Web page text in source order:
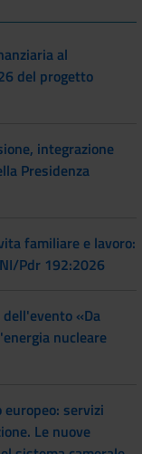
al
del progetto
integrazione
Presidenza
familiare e lavoro:
Pdr 192:2026
«Da
nucleare
servizi
Le nuove